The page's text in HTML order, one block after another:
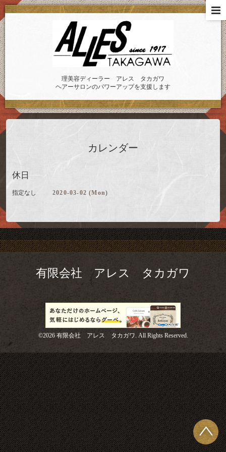
理美容ディーラー アレス タカガワ
ヘアーサロンのパワーアップを支援します
カレンダー
休日
指定なし 2020-03-02 (Mon)
有限会社 アレス タカガワ
©2026 有限会社 アレス タカガワ. All Rights Reserved.